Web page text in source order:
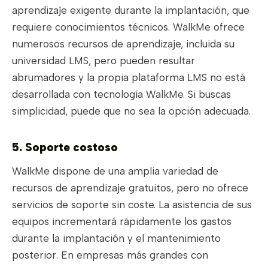
aprendizaje exigente durante la implantación, que
requiere conocimientos técnicos. WalkMe ofrece
numerosos recursos de aprendizaje, incluida su
universidad LMS, pero pueden resultar
abrumadores y la propia plataforma LMS no está
desarrollada con tecnología WalkMe. Si buscas
simplicidad, puede que no sea la opción adecuada.
5. Soporte costoso
WalkMe dispone de una amplia variedad de
recursos de aprendizaje gratuitos, pero no ofrece
servicios de soporte sin coste. La asistencia de sus
equipos incrementará rápidamente los gastos
durante la implantación y el mantenimiento
posterior. En empresas más grandes con